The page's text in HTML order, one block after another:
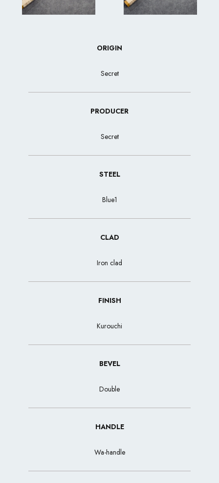
ORIGIN
Secret
PRODUCER
Secret
STEEL
Blue1
CLAD
Iron clad
FINISH
Kurouchi
BEVEL
Double
HANDLE
Wa-handle